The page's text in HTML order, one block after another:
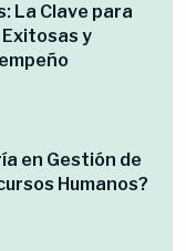
La Clave para
y
en Gestión de
Humanos?